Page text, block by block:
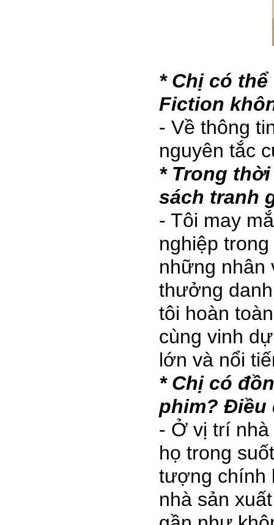
* Chị có
Fiction
- Về thông
nguyên tắc
* Trong
sách tranh
- Tôi may
nghiệp
những nhân
thưởng
tôi hoàn
cùng vinh
lớn và nổi
* Chị có
phim?
- Ở vị trí
họ trong
tượng chính
nhà sản